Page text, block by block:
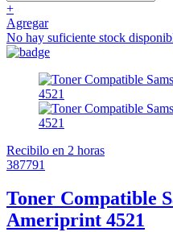
+
Agregar
No hay suficiente stock
Recibilo en 2 horas
387791
Toner Compatible
Ameriprint 4521